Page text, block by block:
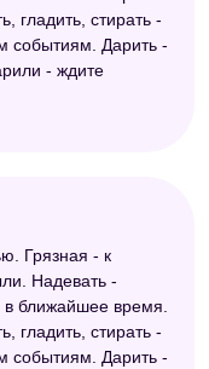
гладить, стирать -
событиям. Дарить -
- ждите
Грязная - к
Надевать -
в ближайшее время.
гладить, стирать -
событиям. Дарить -